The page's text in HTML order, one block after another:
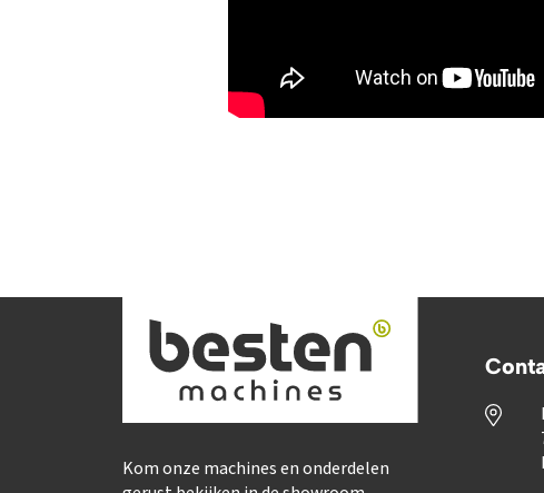
Kom onze machines en onderdelen